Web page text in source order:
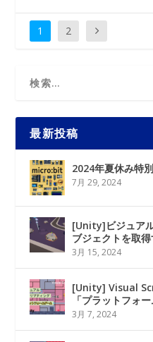
1 2
最新投稿
2024年夏休み特
7月 29, 2024
[Unity]ビジュア
ブジェクトを取得
3月 15, 2024
[Unity] Visual
「プラットフォ
3月 7, 2024